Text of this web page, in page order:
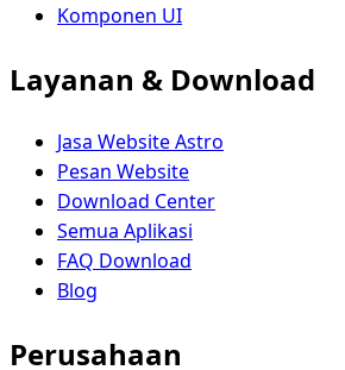
Komponen UI
Layanan & Download
Jasa Website Astro
Pesan Website
Download Center
Semua Aplikasi
FAQ Download
Blog
Perusahaan